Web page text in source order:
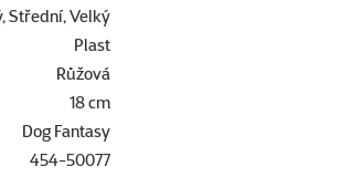
Střední, Velký
Plast
Růžová
18 cm
Dog Fantasy
454-50077